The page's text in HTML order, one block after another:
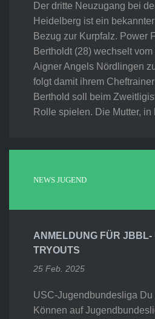
Der dritte Neuzugang bei
Heidelberg ist ein
Bezug zur Kurpfalz. Power
Bertholdt (28) wechselt
Aigner Angels Nördlingen
folgt damit ihrem
Berthold soll beim
Rolle spielen. Die Mutter,
NEWS JUGEND
ANMELDUNG FÜR
TRYOUTS
25 Feb. 2025
USC-Jugendbundesliga Du
Können auf